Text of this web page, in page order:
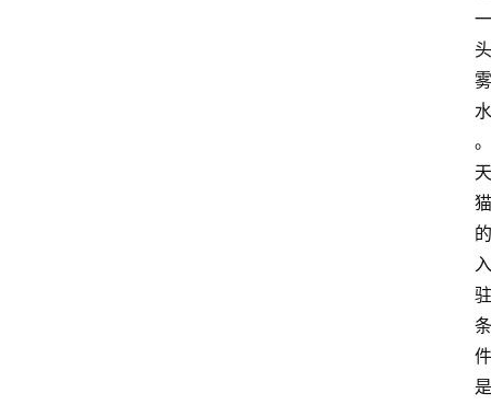
一
头
雾
水
。
天
猫
的
入
驻
条
件
是